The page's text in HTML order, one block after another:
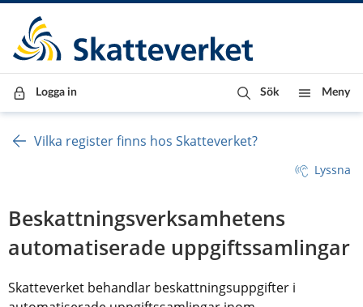
Till innehåll
Till navigationen
Till chattrobot
Logga in Sök Meny
Vilka register finns hos Skatteverket?
Lyssna
Beskattningsverksamhetens
automatiserade uppgiftssamlingar
Skatteverket behandlar beskattningsuppgifter i